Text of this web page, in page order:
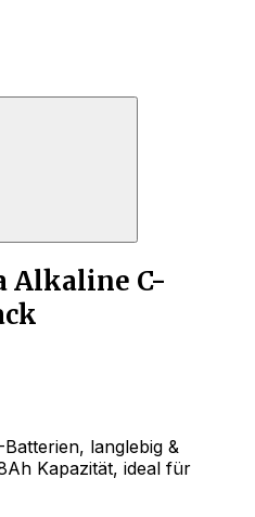
Alkaline C-
langlebig &
Kapazität, ideal für